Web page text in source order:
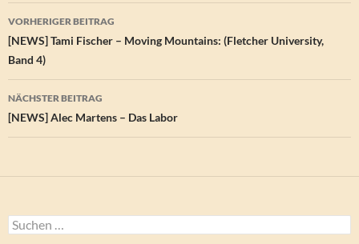
Beitragsnavigation
VORHERIGER BEITRAG
[NEWS] Tami Fischer – Moving Mountains: (Fletcher University,
Band 4)
NÄCHSTER BEITRAG
[NEWS] Alec Martens – Das Labor
Suchen
nach: